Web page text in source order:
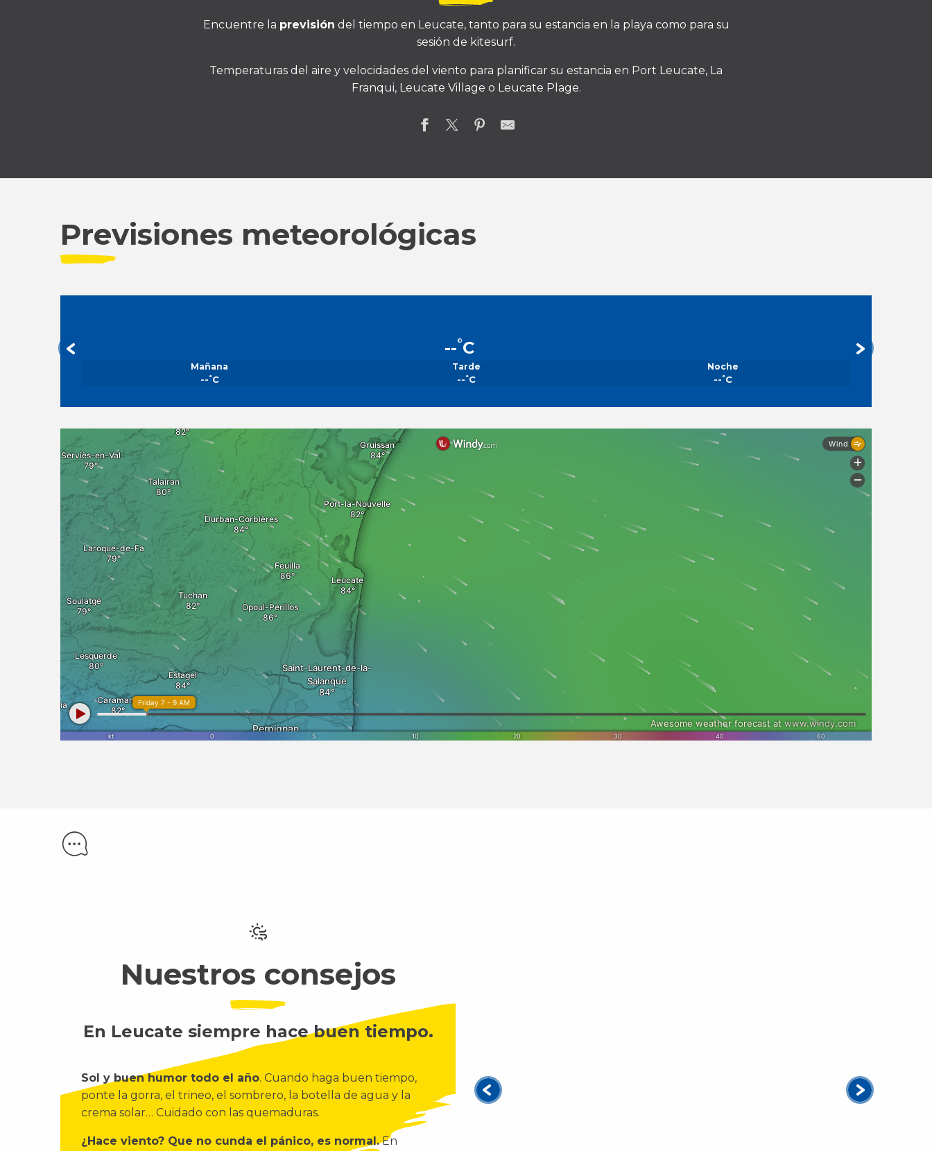
Encuentre la previsión del tiempo en Leucate, tanto para su estancia en la playa como para su
sesión de kitesurf.
Temperaturas del aire y velocidades del viento para planificar su estancia en Port Leucate, La
Franqui, Leucate Village o Leucate Plage.
Previsiones meteorológicas
--°C
Mañana
--°C
Tarde
--°C
Noche
--°C
Nuestros consejos
En Leucate siempre hace buen tiempo.
Sol y buen humor todo el año. Cuando haga buen tiempo,
ponte la gorra, el trineo, el sombrero, la botella de agua y la
crema solar… Cuidado con las quemaduras.
¿Hace viento? Que no cunda el pánico, es normal.En